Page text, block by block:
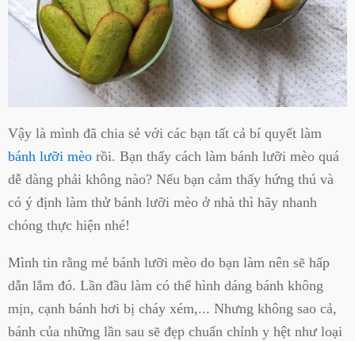
Vậy là mình đã chia sẻ với các bạn tất cả bí quyết làm
bánh lưỡi mèo rồi. Bạn thấy cách làm bánh lưỡi mèo quá
dễ dàng phải không nào? Nếu bạn cảm thấy hứng thú và
có ý định làm thử bánh lưỡi mèo ở nhà thì hãy nhanh
chóng thực hiện nhé!
Mình tin rằng mẻ bánh lưỡi mèo do bạn làm nên sẽ hấp
dẫn lắm đó. Lần đầu làm có thể hình dáng bánh không
mịn, cạnh bánh hơi bị cháy xém,... Nhưng không sao cả,
bánh của những lần sau sẽ đẹp chuẩn chỉnh y hệt như loại